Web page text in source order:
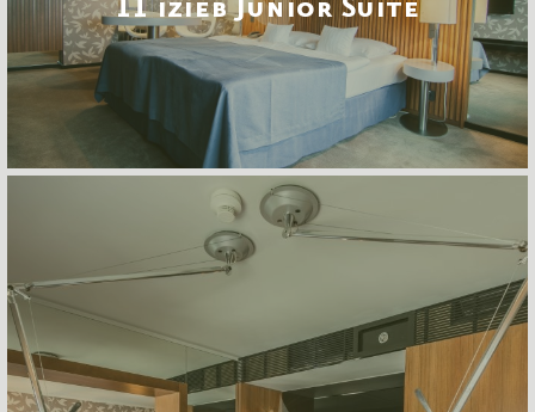
11 izieb Junior Suite